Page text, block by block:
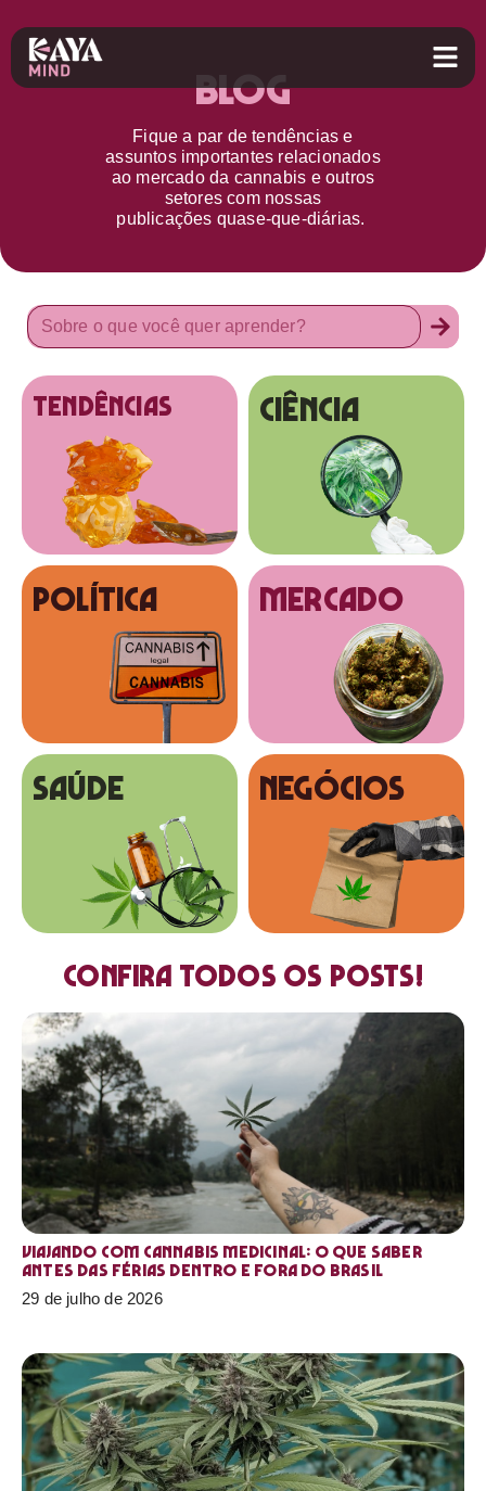
Blog
Fique a par detendências e
assuntos importantes relacionados
ao mercado da cannabis e outros
setorescom nossas
publicações quase-que-diárias.
tendências Ciência
Política MERCADO
SAÚDE NEGÓCIOS
Confira todos os posts!
Viajando com cannabis medicinal: o que saber
antes das férias dentro e fora do Brasil
29 de julho de 2026